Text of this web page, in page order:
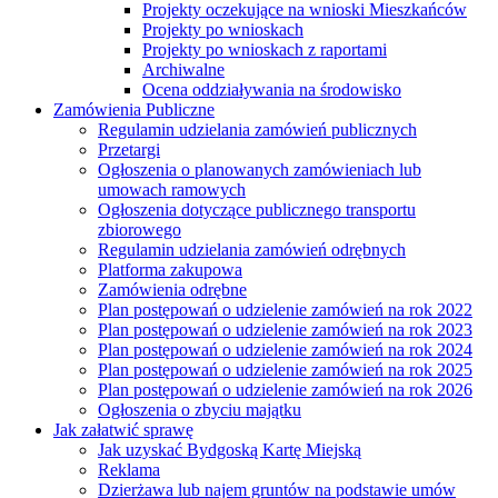
Projekty oczekujące na wnioski Mieszkańców
Projekty po wnioskach
Projekty po wnioskach z raportami
Archiwalne
Ocena oddziaływania na środowisko
Zamówienia Publiczne
Regulamin udzielania zamówień publicznych
Przetargi
Ogłoszenia o planowanych zamówieniach lub
umowach ramowych
Ogłoszenia dotyczące publicznego transportu
zbiorowego
Regulamin udzielania zamówień odrębnych
Platforma zakupowa
Zamówienia odrębne
Plan postępowań o udzielenie zamówień na rok 2022
Plan postępowań o udzielenie zamówień na rok 2023
Plan postępowań o udzielenie zamówień na rok 2024
Plan postępowań o udzielenie zamówień na rok 2025
Plan postępowań o udzielenie zamówień na rok 2026
Ogłoszenia o zbyciu majątku
Jak załatwić sprawę
Jak uzyskać Bydgoską Kartę Miejską
Reklama
Dzierżawa lub najem gruntów na podstawie umów